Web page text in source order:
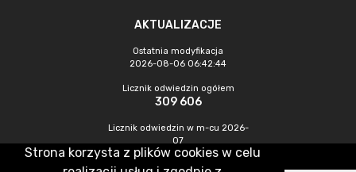
AKTUALIZACJE
Ostatnia modyfikacja
2026-08-06 06:42:44
Licznik odwiedzin ogółem
309 606
Licznik odwiedzin w m-cu 2026-
07
304
Strona korzysta z plików cookies w celu